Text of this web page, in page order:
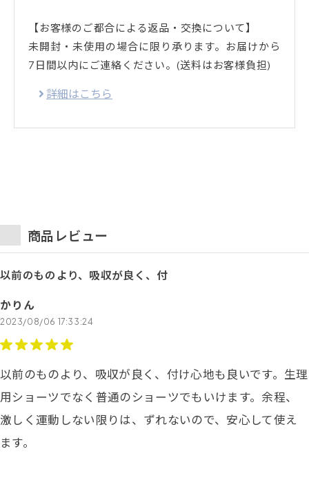
【お客様のご都合による返品・交換について】
未開封・未使用の場合に限り承ります。お届けから
7日間以内にご連絡ください。(送料はお客様負担)
詳細はこちら
商品レビュー
以前のものより、吸収が良く、付
かりん
2023/08/06 17:33:24
以前のものより、吸収が良く、付け心地も良いです。生理
用ショーツでなく普通のショーツでもいけます。余程、
激しく運動しない限りは、ずれないので、安心して使え
ます。